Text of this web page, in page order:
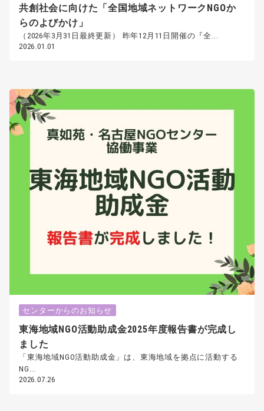
共創社会に向けた「全国地域ネットワークNGOか
らのよびかけ」
（2026年3月31日最終更新） 昨年12月11日開催の『全...
2026.01.01
センターからのお知らせ
東海地域NGO活動助成金2025年度報告書が完成し
ました
「東海地域NGO活動助成金」は、東海地域を拠点に活動する
NG...
2026.07.26